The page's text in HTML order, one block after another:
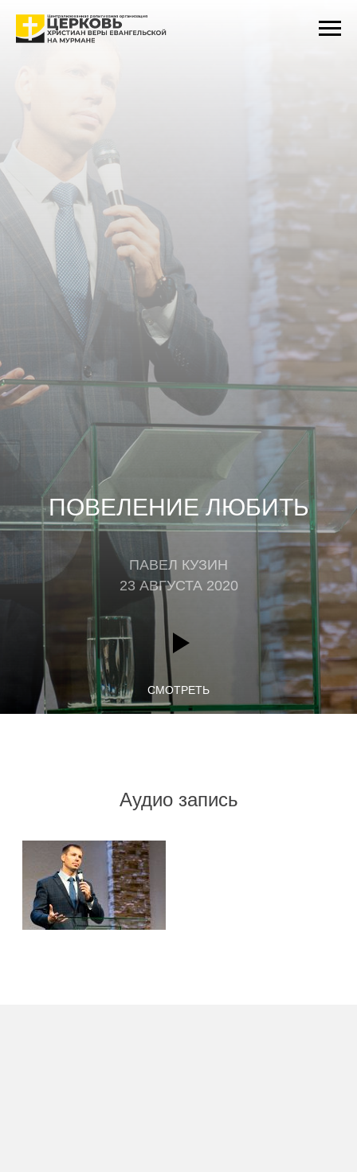
ПОВЕЛЕНИЕ ЛЮБИТЬ
ПАВЕЛ КУЗИН
23 АВГУСТА 2020
СМОТРЕТЬ
Аудио запись